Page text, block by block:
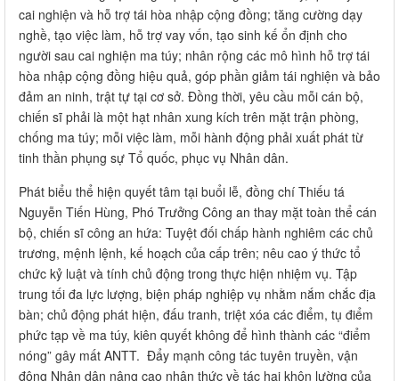
cai nghiện và hỗ trợ tái hòa nhập cộng đồng; tăng cường dạy
nghề, tạo việc làm, hỗ trợ vay vốn, tạo sinh kế ổn định cho
người sau cai nghiện ma túy; nhân rộng các mô hình hỗ trợ tái
hòa nhập cộng đồng hiệu quả, góp phần giảm tái nghiện và bảo
đảm an ninh, trật tự tại cơ sở. Đồng thời, yêu cầu mỗi cán bộ,
chiến sĩ phải là một hạt nhân xung kích trên mặt trận phòng,
chống ma túy; mỗi việc làm, mỗi hành động phải xuất phát từ
tinh thần phụng sự Tổ quốc, phục vụ Nhân dân.
Phát biểu thể hiện quyết tâm tại buổi lễ, đồng chí Thiếu tá
Nguyễn Tiến Hùng, Phó Trưởng Công an thay mặt toàn thể cán
bộ, chiến sĩ công an hứa: Tuyệt đối chấp hành nghiêm các chủ
trương, mệnh lệnh, kế hoạch của cấp trên; nêu cao ý thức tổ
chức kỷ luật và tính chủ động trong thực hiện nhiệm vụ. Tập
trung tối đa lực lượng, biện pháp nghiệp vụ nhằm nắm chắc địa
bàn; chủ động phát hiện, đấu tranh, triệt xóa các điểm, tụ điểm
phức tạp về ma túy, kiên quyết không để hình thành các “điểm
nóng” gây mất ANTT. Đẩy mạnh công tác tuyên truyền, vận
động Nhân dân nâng cao nhận thức về tác hại khôn lường của